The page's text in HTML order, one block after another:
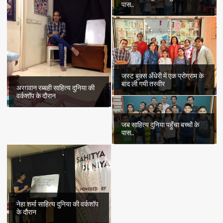
अरग़वान रब्बही साहित्य दुनिया की
वर्कशॉप के दौरान
पास..
जस्ट बुक्स अँधेरी में एक प्रोग्राम के
बाद ली गयी तस्वीर
जब साहित्य दुनिया पहुँचा बच्चों के
पास..
नेहा शर्मा साहित्य दुनिया की वर्कशॉप
के दौरान